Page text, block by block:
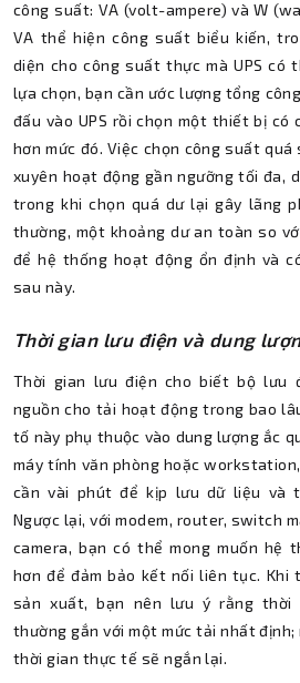
công suất: VA (volt-ampere) và W
VA thể hiện công suất biểu kiến,
diện cho công suất thực mà UPS có
lựa chọn, bạn cần ước lượng tổng
đấu vào UPS rồi chọn một thiết bị có
hơn mức đó. Việc chọn công suất
xuyên hoạt động gần ngưỡng tối đa,
trong khi chọn quá dư lại gây lãng
thường, một khoảng dư an toàn so
để hệ thống hoạt động ổn định và
sau này.
Thời gian lưu điện và dung
Thời gian lưu điện cho biết bộ lưu
nguồn cho tải hoạt động trong bao
tố này phụ thuộc vào dung lượng ắc
máy tính văn phòng hoặc
cần vài phút để kịp lưu dữ liệu và
Ngược lại, với modem, router, switch
camera, bạn có thể mong muốn hệ
hơn để đảm bảo kết nối liên tục. Khi
sản xuất, bạn nên lưu ý rằng thời
thường gắn với một mức tải nhất
thời gian thực tế sẽ ngắn lại.